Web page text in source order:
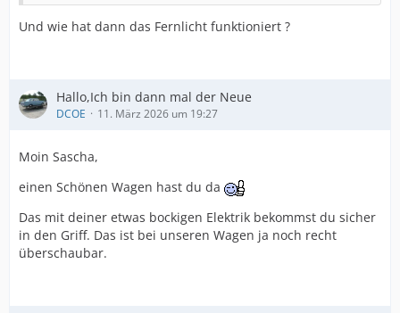
Und wie hat dann das Fernlicht funktioniert ?
Hallo,Ich bin dann mal der Neue
DCOE 11. März 2026 um 19:27
Moin Sascha,
einen Schönen Wagen hast du da
Das mit deiner etwas bockigen Elektrik bekommst du sicher
in den Griff. Das ist bei unseren Wagen ja noch recht
überschaubar.